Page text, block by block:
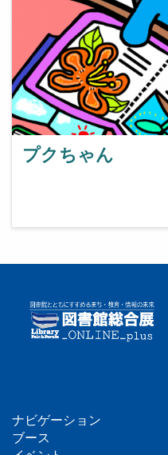
プクちゃん
フ
ナビゲーション
ブース